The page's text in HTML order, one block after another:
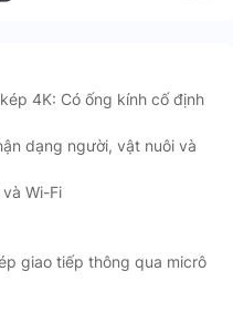
4K: Có ống kính cố định
dạng người, vật nuôi và
và Wi-Fi
giao tiếp thông qua micrô